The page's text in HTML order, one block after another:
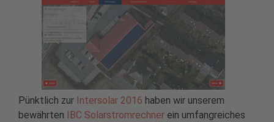
Pünktlich zur Intersolar 2016 haben wir unserem
bewährten
IBC Solarstromrechner ein umfangreiches